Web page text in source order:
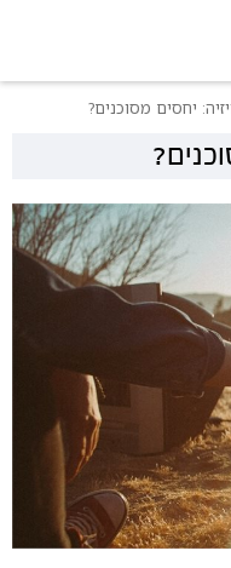
יחסים מסוכנים?